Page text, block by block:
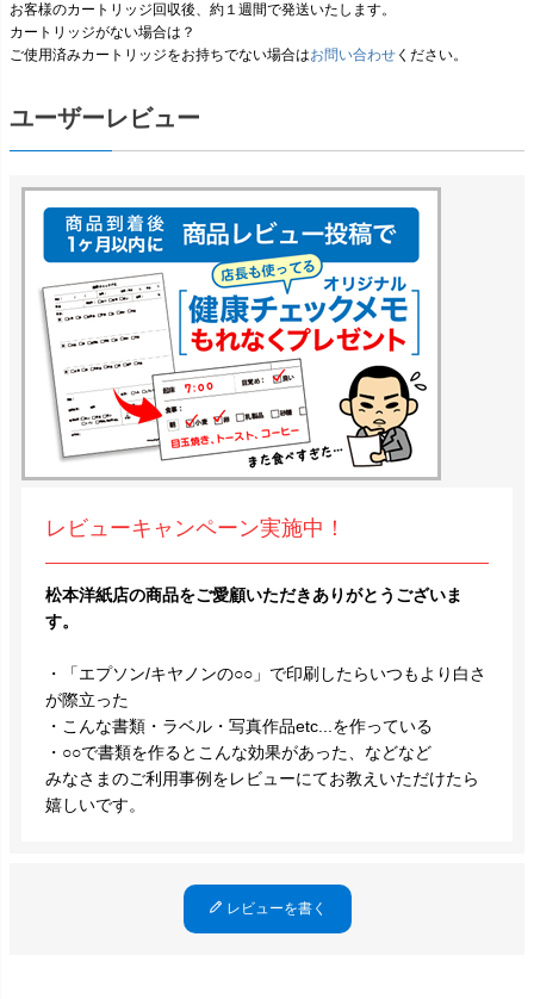
お客様のカートリッジ回収後、 約１週間で発送いたします。
カートリッジがない場合は？
ご使用済みカートリッジをお持ちでない場合はお問い合わせ ください。
ユーザーレビュー
レビューキャンペーン実施中！
松本洋紙店の商品をご愛顧いただきありがとうございま
す。
・「エプソン/キヤノンの○○」で印刷したらいつもより白さ
が際立った
・こんな書類・ラベル・写真作品etc...を作っている
・○○で書類を作るとこんな効果があった、などなど
みなさまのご利用事例をレビューにてお教えいただけたら
嬉しいです。
レビューを書く